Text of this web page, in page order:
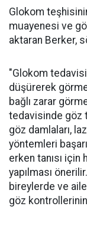
Glokom
muayenesi ve
aktaran Berker,
"Glokom
düşürerek
bağlı zarar
tedavisinde göz
göz damlaları,
yöntemleri
erken tanısı için
yapılması
bireylerde ve
göz